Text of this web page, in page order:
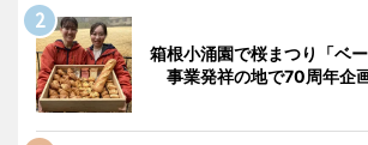
箱根小涌園で桜まつり「ベ
事業発祥の地で70周年企